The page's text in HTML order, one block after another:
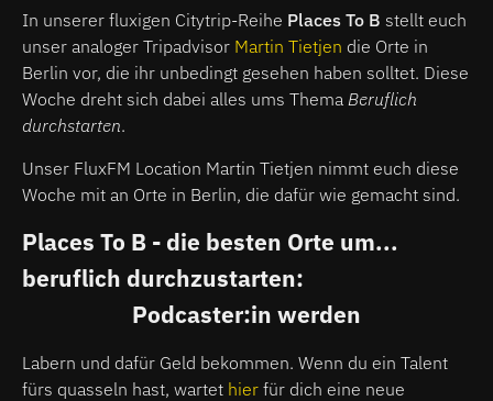
In unserer fluxigen Citytrip-Reihe Places To B stellt euch
unser analoger Tripadvisor Martin Tietjen die Orte in
Berlin vor, die ihr unbedingt gesehen haben solltet. Diese
Woche dreht sich dabei alles ums Thema Beruflich
durchstarten.
Unser FluxFM Location Martin Tietjen nimmt euch diese
Woche mit an Orte in Berlin, die dafür wie gemacht sind.
Places To B - die besten Orte um...
beruflich durchzustarten:
Podcaster:in werden
Labern und dafür Geld bekommen. Wenn du ein Talent
fürs quasseln hast, wartet hier für dich eine neue